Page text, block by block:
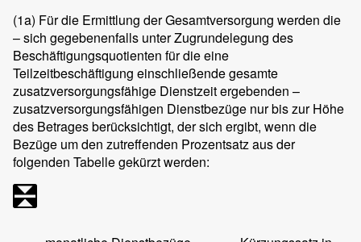
(1a) Für die Ermittlung der Gesamtversorgung werden die
– sich gegebenenfalls unter Zugrundelegung des
Beschäftigungsquotienten für die eine
Teilzeitbeschäftigung einschließende gesamte
zusatzversorgungsfähige Dienstzeit ergebenden –
zusatzversorgungsfähigen Dienstbezüge nur bis zur Höhe
des Betrages berücksichtigt, der sich ergibt, wenn die
Bezüge um den zutreffenden Prozentsatz aus der
folgenden Tabelle gekürzt werden: